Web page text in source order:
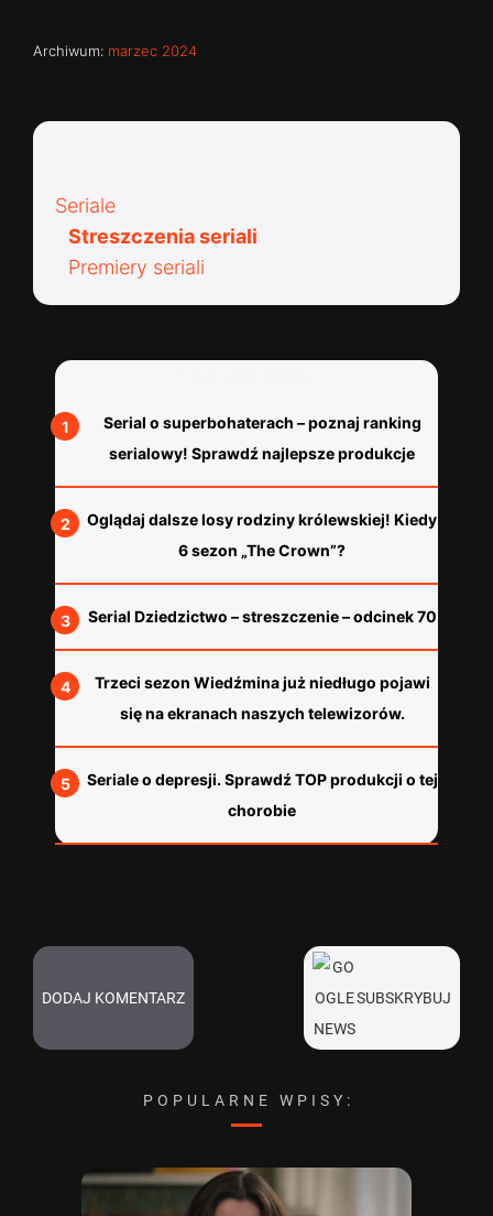
Archiwum: marzec 2024
Seriale
Streszczenia seriali
Premiery seriali
Serial o superbohaterach – poznaj ranking
serialowy! Sprawdź najlepsze produkcje
Oglądaj dalsze losy rodziny królewskiej! Kiedy
6 sezon „The Crown”?
Serial Dziedzictwo – streszczenie – odcinek 70
Trzeci sezon Wiedźmina już niedługo pojawi
się na ekranach naszych telewizorów.
Seriale o depresji. Sprawdź TOP produkcji o tej
chorobie
DODAJ KOMENTARZ SUBSKRYBUJ
POPULARNE WPISY: